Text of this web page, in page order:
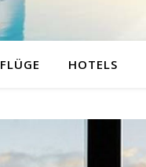
FLÜGE HOTELS